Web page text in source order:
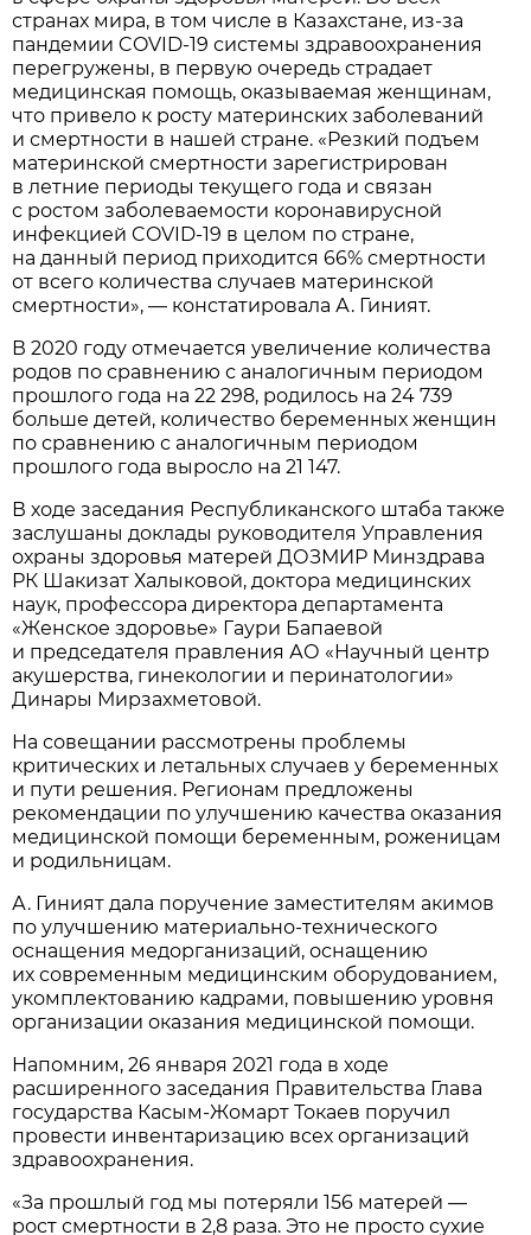
странах мира, в том числе в Казахстане, из-за
пандемии COVID-19 системы здравоохранения
перегружены, в первую очередь страдает
медицинская помощь, оказываемая женщинам,
что привело к росту материнских заболеваний
и смертности в нашей стране. «Резкий подъем
материнской смертности зарегистрирован
в летние периоды текущего года и связан
с ростом заболеваемости коронавирусной
инфекцией COVID-19 в целом по стране,
на данный период приходится 66% смертности
от всего количества случаев материнской
смертности», — констатировала А. Гиният.
В 2020 году отмечается увеличение количества
родов по сравнению с аналогичным периодом
прошлого года на 22 298, родилось на 24 739
больше детей, количество беременных женщин
по сравнению с аналогичным периодом
прошлого года выросло на 21 147.
В ходе заседания Республиканского штаба также
заслушаны доклады руководителя Управления
охраны здоровья матерей ДОЗМИР Минздрава
РК Шакизат Халыковой, доктора медицинских
наук, профессора директора департамента
«Женское здоровье» Гаури Бапаевой
и председателя правления АО «Научный центр
акушерства, гинекологии и перинатологии»
Динары Мирзахметовой.
На совещании рассмотрены проблемы
критических и летальных случаев у беременных
и пути решения. Регионам предложены
рекомендации по улучшению качества оказания
медицинской помощи беременным, роженицам
и родильницам.
А. Гиният дала поручение заместителям акимов
по улучшению материально-технического
оснащения медорганизаций, оснащению
их современным медицинским оборудованием,
укомплектованию кадрами, повышению уровня
организации оказания медицинской помощи.
Напомним, 26 января 2021 года в ходе
расширенного заседания Правительства Глава
государства Касым-Жомарт Токаев поручил
провести инвентаризацию всех организаций
здравоохранения.
«За прошлый год мы потеряли 156 матерей —
рост смертности в 2,8 раза. Это не просто сухие